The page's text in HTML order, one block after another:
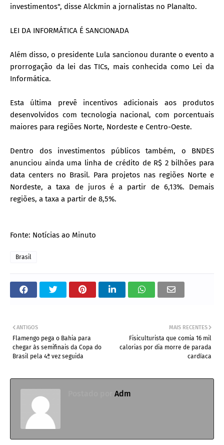
investimentos", disse Alckmin a jornalistas no Planalto.
LEI DA INFORMÁTICA É SANCIONADA
Além disso, o presidente Lula sancionou durante o evento a
prorrogação da lei das TICs, mais conhecida como Lei da
Informática.
Esta última prevê incentivos adicionais aos produtos
desenvolvidos com tecnologia nacional, com porcentuais
maiores para regiões Norte, Nordeste e Centro-Oeste.
Dentro dos investimentos públicos também, o BNDES
anunciou ainda uma linha de crédito de R$ 2 bilhões para
data centers no Brasil. Para projetos nas regiões Norte e
Nordeste, a taxa de juros é a partir de 6,13%. Demais
regiões, a taxa a partir de 8,5%.
Fonte: Notícias ao Minuto
Brasil
MAIS RECENTES
Fisiculturista que comia 16 mil
calorias por dia morre de parada
cardíaca
ANTIGOS
Flamengo pega o Bahia para
chegar às semifinais da Copa do
Brasil pela 4ª vez seguida
Adm